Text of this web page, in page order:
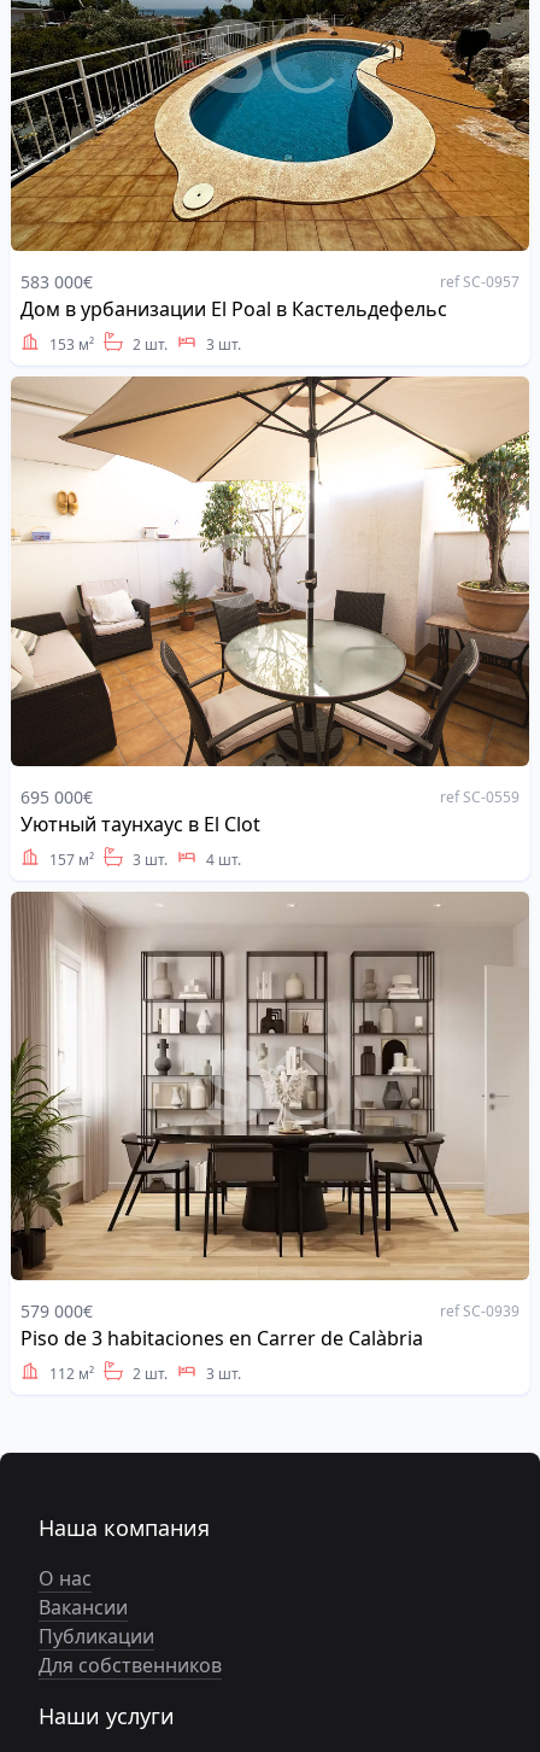
583 000€ ref SC-0957
Address
Дом в урбанизации El Poal в Кастельдефельс
153 м² 2 шт. 3 шт.
695 000€ ref SC-0559
Address
Уютный таунхаус в El Clot
157 м² 3 шт. 4 шт.
579 000€ ref SC-0939
Address
Piso de 3 habitaciones en Carrer de Calàbria
112 м² 2 шт. 3 шт.
Наша компания
О нас
Вакансии
Публикации
Для собственников
Наши услуги